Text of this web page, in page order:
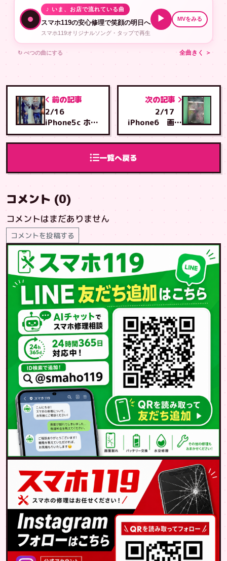
♪ いま、お店で流れている曲
スマホ119の安心修理で笑顔の明日へ
スマホ119オリジナルソング・タップで再生
▶ MVをみる
↻ べつの曲にする 全曲きく ＞
前の記事
2/16
iPhone5c ホー
ムボタン修理 那
覇市から安謝店
一覧へ戻る
次の記事
2/17
iPhone6 画面
交換 地元うる
ま市から うる
コメント (0)
コメントはまだありません
コメントを投稿する